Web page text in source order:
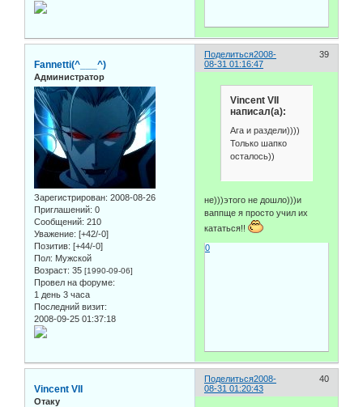
Поделиться 39
2008-
08-31 01:16:47
Fannetti(^___^)
Администратор
Зарегистрирован: 2008-08-26
Приглашений: 0
Сообщений: 210
Уважение: [+42/-0]
Позитив: [+44/-0]
Пол: Мужской
Возраст: 35 [1990-09-06]
Провел на форуме:
1 день 3 часа
Последний визит:
2008-09-25 01:37:18
Vincent VII
написал(а):
Ага и раздели))))
Только шапко
осталось))
не)))этого не дошло)))и
ваппще я просто учил их
кататься!!
0
Поделиться 40
2008-
08-31 01:20:43
Vincent VII
Отаку